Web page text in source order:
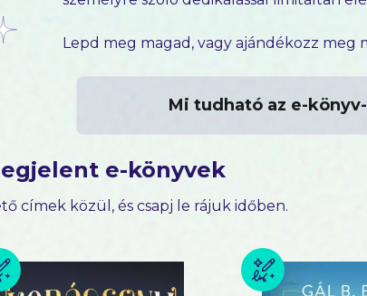
Lepd meg magad, vagy ajándékozz meg
Mi tudható az e-
e-könyvek
címek közül, és csapj le rájuk időben.